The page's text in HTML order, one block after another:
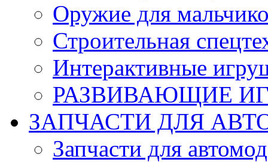
Оружие для
Строительная
Интерактивные
РАЗВИВАЮЩИЕ
ЗАПЧАСТИ ДЛЯ
Запчасти для